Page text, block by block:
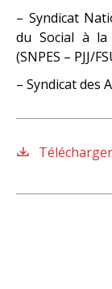
– Syndicat
du Social à la
(SNPES – PJJ/
– Syndicat des